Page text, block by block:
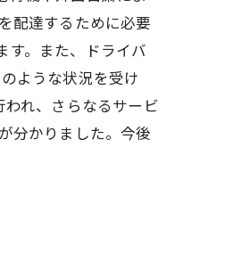
配達するために必要
す。また、ドライバ
ような状況を受け
れ、さらなるサービ
分かりました。今後